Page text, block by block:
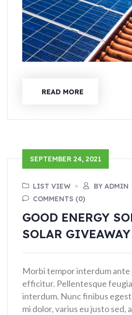
READ MORE
SEPTEMBER 24, 2021
LIST VIEW
BY ADMIN
COMMENTS (0)
GOOD ENERGY
SOLAR GIVEAWAY
Morbi tempor interdum
efficitur. Pellentesque
interdum. Nunc finibus
mi dolor, varius eu justo sed,